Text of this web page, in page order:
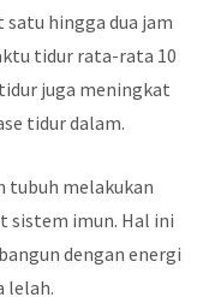
hingga dua jam
tidur rata-rata 10
juga meningkat
tidur dalam.
tubuh melakukan
sistem imun. Hal ini
dengan energi
lelah.